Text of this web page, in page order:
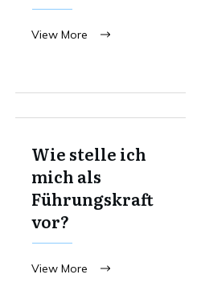
View More
Wie stelle ich
mich als
Führungskraft
vor?
View More